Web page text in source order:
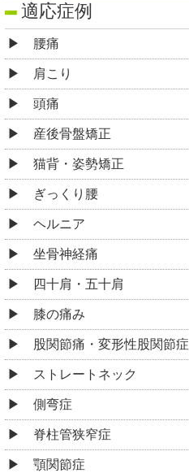
適応症例
腰痛
肩こり
頭痛
産後骨盤矯正
猫背・姿勢矯正
ぎっくり腰
ヘルニア
坐骨神経痛
四十肩・五十肩
膝の痛み
股関節痛・変形性股関節症
ストレートネック
側弯症
脊柱管狭窄症
顎関節症